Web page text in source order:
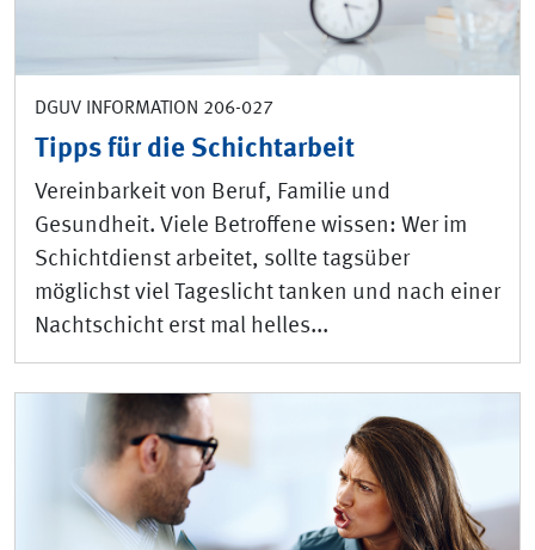
DGUV INFORMATION 206-027
Tipps für die Schichtarbeit
Vereinbarkeit von Beruf, Familie und
Gesundheit. Viele Betroffene wissen: Wer im
Schichtdienst arbeitet, sollte tagsüber
möglichst viel Tageslicht tanken und nach einer
Nachtschicht erst mal helles...